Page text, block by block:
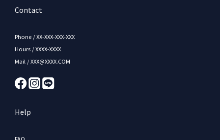
Contact
Phone / XX-XXX-XXX-XXX
Hours / XXXX-XXXX
Mail / XXX@XXXX.COM
Help
FAQ